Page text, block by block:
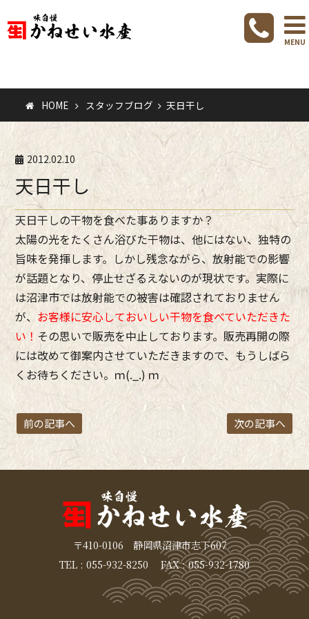
MENU
スタッフブ
HOME スタッフブログ 天日干し
2012.02.10
天日干し
天日干しの干物を食べた事ありますか？
太陽の光をたくさん浴びた干物は、他にはない、独特の
旨味を発揮します。しかし残念ながら、放射能での影響
が話題となり、停止せざるえないのが現状です。実際に
は沼津市では放射能での被害は確認されておりません
が、 お客様に安心しておいしい干物を食べていただきた
い！ その思いで販売を中止しております。販売再開の際
には改めて御案内させていただきますので、もうしばら
くお待ちください。ｍ(._.) ｍ
前の記事へ 次の記事へ
〒410-0106 静岡県沼津市志下607
TEL : 055-932-8250 FAX : 055-932-1780